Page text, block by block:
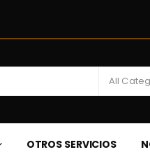
All
OTROS SERVICIOS